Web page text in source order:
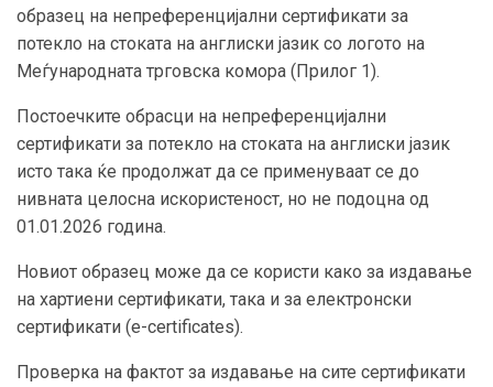
образец на непреференцијални сертификати за
потекло на стоката на англиски јазик со логото на
Меѓународната трговска комора (Прилог 1).
Постоечките обрасци на непреференцијални
сертификати за потекло на стоката на англиски јазик
исто така ќе продолжат да се применуваат се до
нивната целосна искористеност, но не подоцна од
01.01.2026 година.
Новиот образец може да се користи како за издавање
на хартиени сертификати, така и за електронски
сертификати (e-certificates).
Проверка на фактот за издавање на сите сертификати